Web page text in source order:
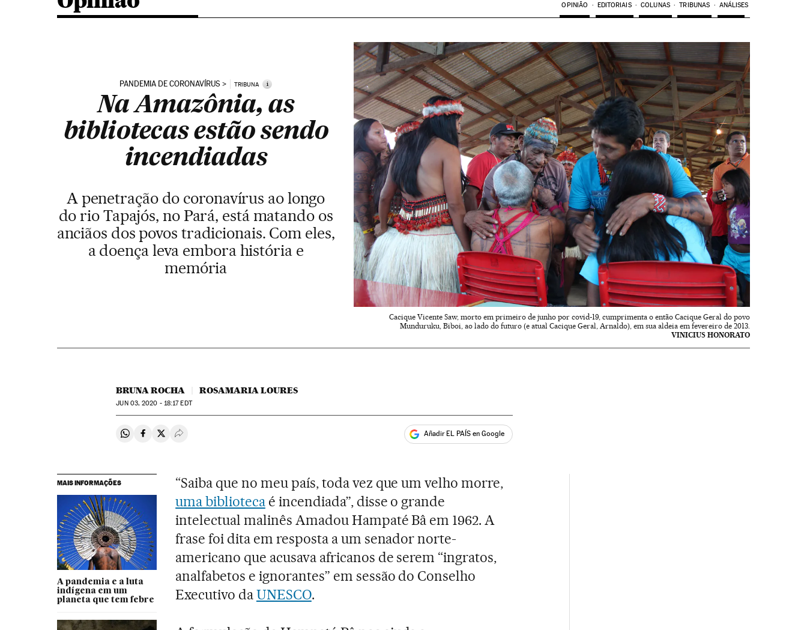
OPINIÃO EDITORIAIS COLUNAS TRIBUNAS ANÁLISES
PANDEMIA DE CORONAVÍRUS TRIBUNA i
Na Amazônia, as
bibliotecas estão sendo
incendiadas
A penetração do coronavírus ao longo
do rio Tapajós, no Pará, está matando os
anciãos dos povos tradicionais. Com eles,
a doença leva embora história e
memória
Cacique Vicente Saw, morto em primeiro de junho por covid-19, cumprimenta o então Cacique Geral do povo
Munduruku, Biboi, ao lado do futuro (e atual Cacique Geral, Arnaldo), em sua aldeia em fevereiro de 2013.
VINICIUS HONORATO
BRUNA ROCHA ROSAMARIA LOURES
JUN03, 2020 - 18:17EDT
Compartir en Whatsapp
Compartir en Facebook
Compartir en Twitter
Desplegar Redes Sociales Añadir EL PAÍS en Google
MAIS INFORMAÇÕES
A pandemia e a luta
indígena em um
planeta que tem febre
“Saiba que no meu país, toda vez que um velho morre,
uma bibliotecaé incendiada”, disse o grande
intelectual malinês Amadou Hampaté Bâ em 1962. A
frase foi dita em resposta a um senador norte-
americano que acusava africanos de serem “ingratos,
analfabetos e ignorantes” em sessão do Conselho
Executivo daUNESCO.